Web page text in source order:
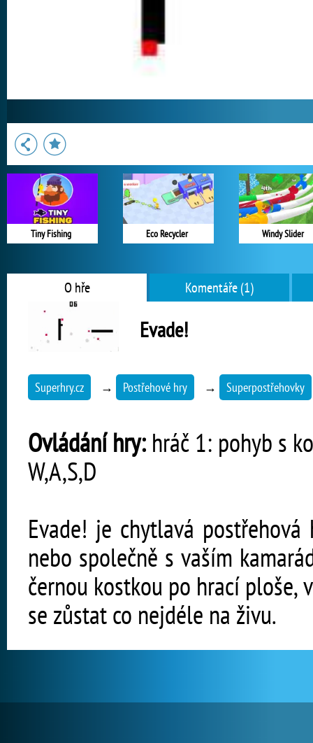
Tiny Fishing Eco Recycler Windy Slider
O hře Komentáře (1)
Evade!
Superhry.cz → Postřehové hry → Superpostřehovky
Ovládání hry: hráč 1: pohyb s
W,A,S,D
Evade! je chytlavá
nebo společně s vaším
černou kostkou po hrací ploše,
se zůstat co nejdéle na živu.